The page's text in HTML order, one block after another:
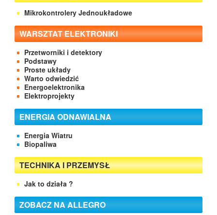
Mikrokontrolery Jednoukładowe
WARSZTAT ELEKTRONIKI
Przetworniki i detektory
Podstawy
Proste układy
Warto odwiedzić
Energoelektronika
Elektroprojekty
ENERGIA ODNAWIALNA
Energia Wiatru
Biopaliwa
TECHNIKA I PRZEMYSŁ
Jak to działa ?
ZOBACZ NA ALLEGRO